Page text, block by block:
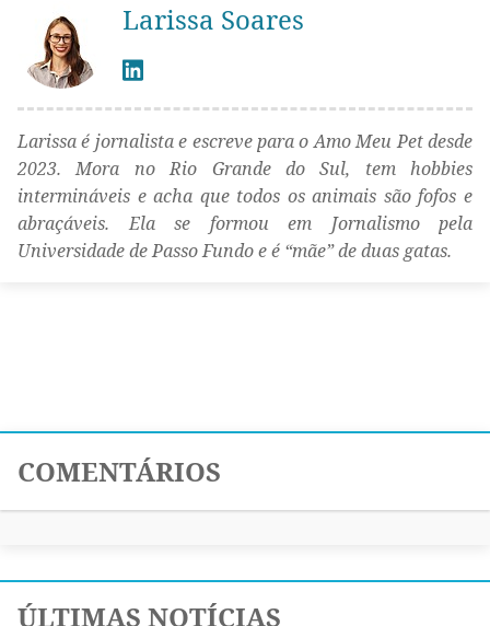
Larissa Soares
Larissa é jornalista e escreve para o Amo Meu Pet desde
2023. Mora no Rio Grande do Sul, tem hobbies
intermináveis e acha que todos os animais são fofos e
abraçáveis. Ela se formou em Jornalismo pela
Universidade de Passo Fundo e é “mãe” de duas gatas.
COMENTÁRIOS
ÚLTIMAS NOTÍCIAS